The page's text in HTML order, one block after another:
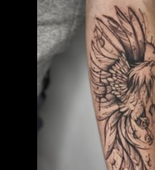
Bluberry.Ink
Częstochowa
Styl tatuażu: Abstrakcyjny / Graficzny /
Outline
WIADOMOŚĆ
TATUAŻE WZORY